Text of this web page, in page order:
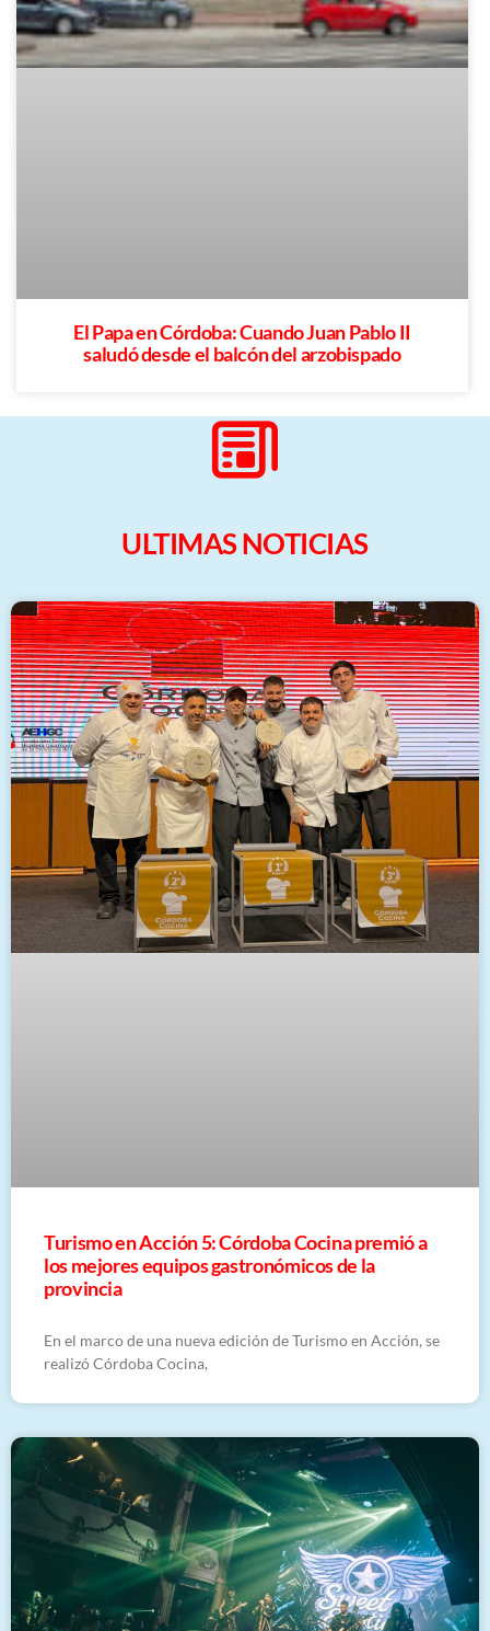
El Papa en Córdoba: Cuando Juan Pablo II
saludó desde el balcón del arzobispado
ULTIMAS NOTICIAS
Turismo en Acción 5: Córdoba Cocina premió a
los mejores equipos gastronómicos de la
provincia
En el marco de una nueva edición de Turismo en Acción, se
realizó Córdoba Cocina,